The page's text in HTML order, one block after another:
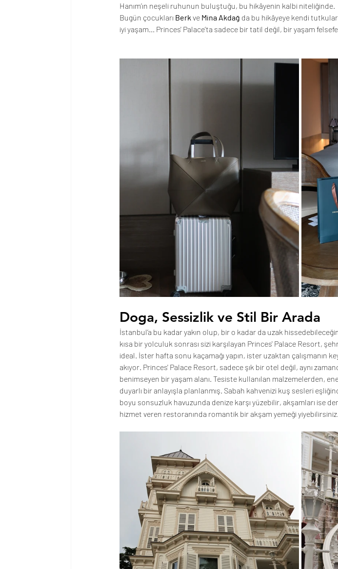
Hanım’ın neşeli ruhunun buluştuğu, bu hikâyenin kalbi niteliğinde.
Bugün çocukları Berk ve Mina Akdağ da bu hikâyeye kendi
iyi yaşam... Princes' Palace’ta sadece bir tatil değil, bir yaşam
Doga, Sessizlik ve Stil Bir Arada
İstanbul’a bu kadar yakın olup, bir o kadar da uzak
kısa bir yolculuk sonrası sizi karşılayan Princes' Palace Resort,
ideal. İster hafta sonu kaçamağı yapın, ister uzaktan çalışmanın
akıyor. Princes' Palace Resort, sadece şık bir otel değil, aynı
benimseyen bir yaşam alanı. Tesiste kullanılan malzemelerden,
duyarlı bir anlayışla planlanmış. Sabah kahvenizi kuş sesleri
boyu sonsuzluk havuzunda denize karşı yüzebilir, akşamları ise
hizmet veren restoranında romantik bir akşam yemeği yiyebilirsiniz.